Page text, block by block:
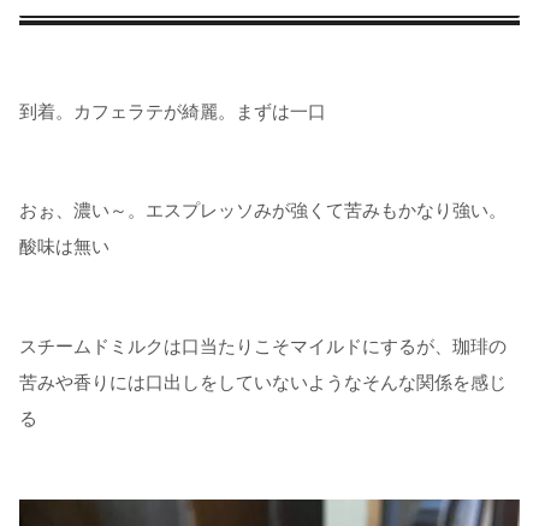
到着。カフェラテが綺麗。まずは一口
おぉ、濃い～。エスプレッソみが強くて苦みもかなり強い。
酸味は無い
スチームドミルクは口当たりこそマイルドにするが、珈琲の
苦みや香りには口出しをしていないようなそんな関係を感じ
る